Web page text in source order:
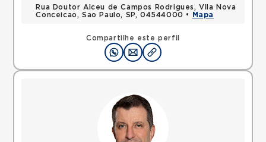
Compartilhe este perfil
Rua Doutor Alceu de Campos Rodrigues, Vila Nova
Conceicao, Sao Paulo, SP, 04544000 •
Mapa